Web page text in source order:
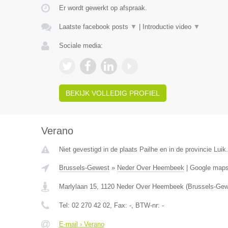
Er wordt gewerkt op afspraak.
Laatste facebook posts ▼ Introductie video ▼
Sociale media:
BEKIJK VOLLEDIG PROFIEL
Verano
Niet gevestigd in de plaats Pailhe en in de provincie Luik.
Brussels-Gewest» Neder Over Heembeek| Google maps
Marlylaan 15, 1120 Neder Over Heembeek(Brussels-
Tel: 02 270 42 02, Fax: -, BTW-nr: -
E-mail › Verano